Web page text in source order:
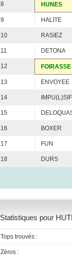
8 HUNES
9 HALITE
10 RASIEZ
11 DETONA
12 FOIRASSE
13 ENVOYEE
14 IMPU(L)SIF
15
16 BOXER
17 FUN
18 DURS
Statistiques pour
Tops trouvés :
Zéros :